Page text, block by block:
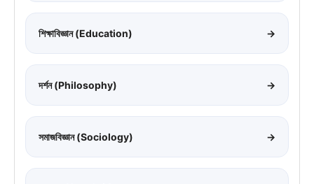
শিক্ষাবিজ্ঞান (Education) →
দর্শন (Philosophy) →
সমাজবিজ্ঞান (Sociology) →